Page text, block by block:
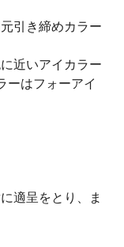
引き締めカラー
近いアイカラー
ーはフォーアイ
適呈をとり、ま